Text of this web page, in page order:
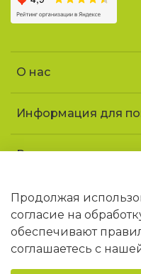
О нас
Информация для
Реквизиты и
УНП 690852163
Юридический адрес:
г. Логойск, ул.
В торговом реестре
Продолжая
согласие на
обеспечивают
соглашаетесь с